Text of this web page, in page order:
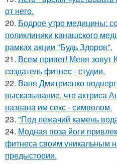
от него.
20. Бодрое утро медицины:
поликлиники канашского
рамках акции "Будь Здоров".
21. Всем привет! Меня зовут
создатель фитнес - студии.
22. Ваня Дмитриенко
высказывание, что актриса
названа им секс - символом.
23. "Под лежачий камень
24. Модная поза йоги
фитнеса своим уникальным
предыстории.